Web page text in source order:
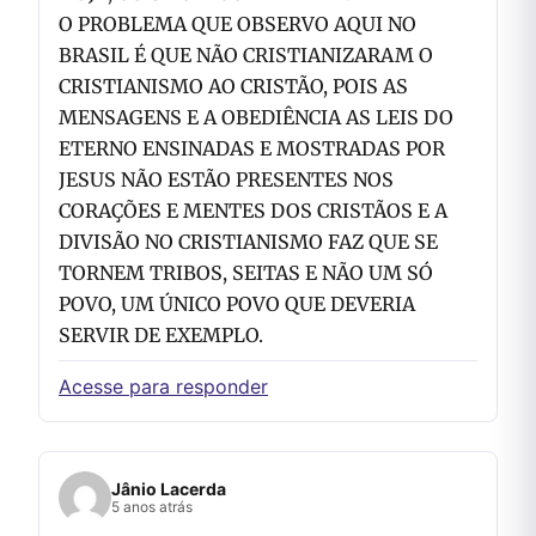
O PROBLEMA QUE OBSERVO AQUI NO
BRASIL É QUE NÃO CRISTIANIZARAM O
CRISTIANISMO AO CRISTÃO, POIS AS
MENSAGENS E A OBEDIÊNCIA AS LEIS DO
ETERNO ENSINADAS E MOSTRADAS POR
JESUS NÃO ESTÃO PRESENTES NOS
CORAÇÕES E MENTES DOS CRISTÃOS E A
DIVISÃO NO CRISTIANISMO FAZ QUE SE
TORNEM TRIBOS, SEITAS E NÃO UM SÓ
POVO, UM ÚNICO POVO QUE DEVERIA
SERVIR DE EXEMPLO.
Acesse para responder
Jânio Lacerda
5 anos atrás